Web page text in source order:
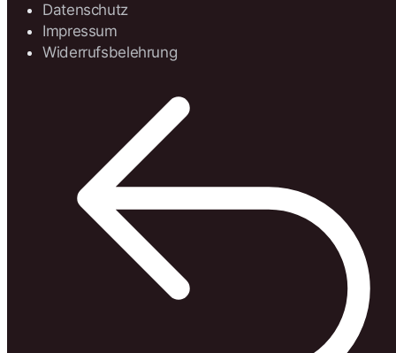
Datenschutz
Impressum
Widerrufsbelehrung